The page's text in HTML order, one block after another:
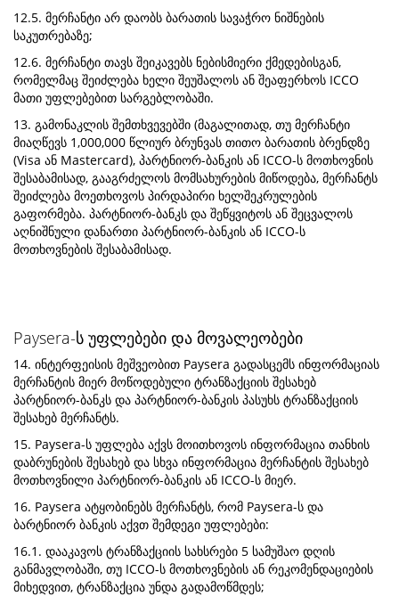
12.5. მერჩანტი არ დაობს ბარათის სავაჭრო ნიშნების
საკუთრებაზე;
12.6. მერჩანტი თავს შეიკავებს ნებისმიერი ქმედებისგან,
რომელმაც შეიძლება ხელი შეუშალოს ან შეაფერხოს ICCO
მათი უფლებებით სარგებლობაში.
13. გამონაკლის შემთხვევებში (მაგალითად, თუ მერჩანტი
მიაღწევს 1,000,000 წლიურ ბრუნვას თითო ბარათის ბრენდზე
(Visa ან Mastercard), პარტნიორ-ბანკის ან ICCO-ს მოთხოვნის
შესაბამისად, გააგრძელოს მომსახურების მიწოდება, მერჩანტს
შეიძლება მოეთხოვოს პირდაპირი ხელშეკრულების
გაფორმება. პარტნიორ-ბანკს და შეწყვიტოს ან შეცვალოს
აღნიშნული დანართი პარტნიორ-ბანკის ან ICCO-ს
მოთხოვნების შესაბამისად.
Paysera-ს უფლებები და მოვალეობები
14. ინტერფეისის მეშვეობით Paysera გადასცემს ინფორმაციას
მერჩანტის მიერ მოწოდებული ტრანზაქციის შესახებ
პარტნიორ-ბანკს და პარტნიორ-ბანკის პასუხს ტრანზაქციის
შესახებ მერჩანტს.
15. Paysera-ს უფლება აქვს მოითხოვოს ინფორმაცია თანხის
დაბრუნების შესახებ და სხვა ინფორმაცია მერჩანტის შესახებ
მოთხოვნილი პარტნიორ-ბანკის ან ICCO-ს მიერ.
16. Paysera ატყობინებს მერჩანტს, რომ Paysera-ს და
ბარტნიორ ბანკის აქვთ შემდეგი უფლებები:
16.1. დააკავოს ტრანზაქციის სახსრები 5 სამუშაო დღის
განმავლობაში, თუ ICCO-ს მოთხოვნების ან რეკომენდაციების
მიხედვით, ტრანზაქცია უნდა გადამოწმდეს;